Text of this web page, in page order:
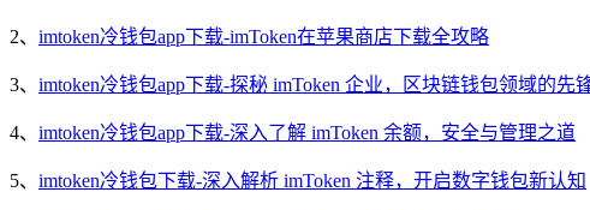
2、 imtoken冷钱包app下载-imToken在苹果商店下载全攻略
3、 imtoken冷钱包app下载-探秘 imToken 企业，区块链钱包领域的先
4、 imtoken冷钱包app下载-深入了解 imToken 余额，安全与管理之道
5、 imtoken冷钱包下载-深入解析 imToken 注释，开启数字钱包新认知